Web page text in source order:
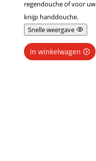
regendouche of voor uw
knijp handdouche.
Snelle weergave
In winkelwagen